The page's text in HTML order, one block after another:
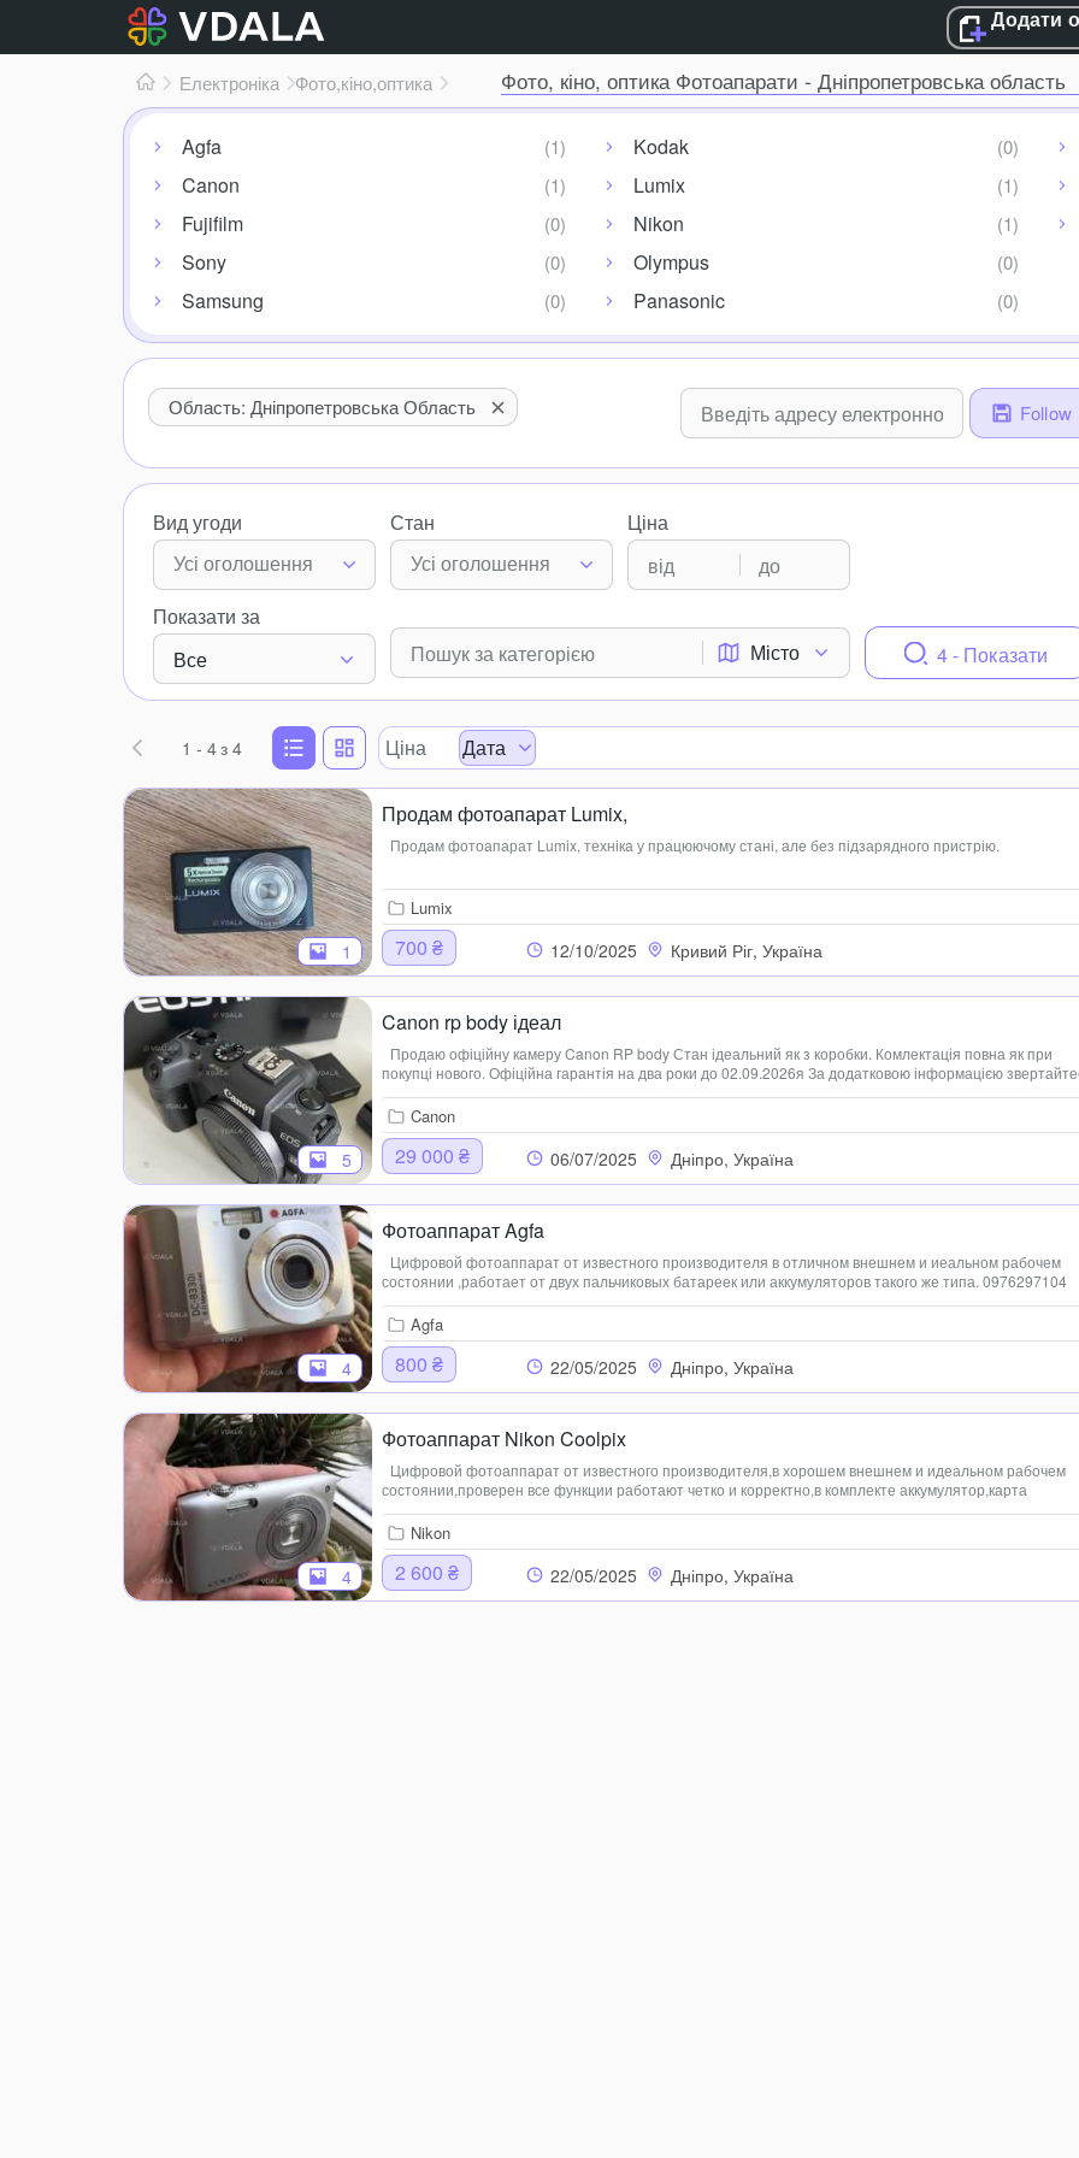
Додати
Електроніка Фото,кіно,оптика Фото, кіно, оптика Фотоапарати - Дніпропетровська область
Agfa
Canon
Fujifilm
Sony
Samsung
Kodak
Lumix
Nikon
Olympus
Panasonic
Область: Дніпропетровська Область Follow
Вид угоди
Усі оголошення
Стан
Усі оголошення
Ціна
Показати за
Все
Місто 4 - Показати
1 - 4з 4 Ціна Дата
1
Продам фотоапарат Lumix,
Продам фотоапарат Lumix, техніка у працюючому стані, але без підзарядного пристрію.
Lumix
700 ₴ 12/10/2025 Кривий Ріг, Україна
5
Canon rp body ідеал
Продаю офіційну камеру Canon RP body Стан ідеальний як з коробки. Комлектація повна як при
покупці нового. Офіційна гарантія на два роки до 02.09.2026я За додатковою інформацією
за телефоном:0509848223
Canon
29 000 ₴ 06/07/2025 Дніпро, Україна
4
Фотоаппарат Agfa
Цифровой фотоаппарат от известного производителя в отличном внешнем и иеальном рабочем
состоянии ,работает от двух пальчиковых батареек или аккумуляторов такого же типа. 0976297104
Agfa
800 ₴ 22/05/2025 Дніпро, Україна
4
Фотоаппарат Nikon Coolpix
Цифровой фотоаппарат от известного производителя,в хорошем внешнем и идеальном рабочем
состоянии,проверен все функции работают четко и корректно,в комплекте аккумулятор,карта
памяти,универсальное зарядное устройство,новый чехол. 0976297104
Nikon
2 600 ₴ 22/05/2025 Дніпро, Україна